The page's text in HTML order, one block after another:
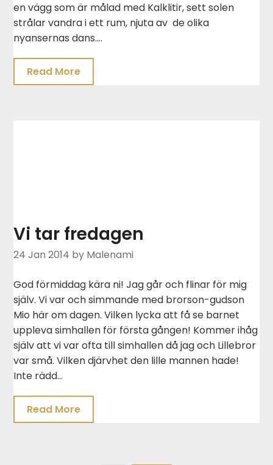
en vägg som är målad med Kalklitir, sett solen
strålar vandra i ett rum, njuta av de olika
nyansernas dans….
Read More
Vi tar fredagen
24 Jan 2014 by Malenami
God förmiddag kära ni! Jag går och flinar för mig
själv. Vi var och simmande med brorson-gudson
Mio här om dagen. Vilken lycka att få se barnet
uppleva simhallen för första gången! Kommer ihåg
själv att vi var ofta till simhallen då jag och Lillebror
var små. Vilken djärvhet den lille mannen hade!
Inte rädd…
Read More